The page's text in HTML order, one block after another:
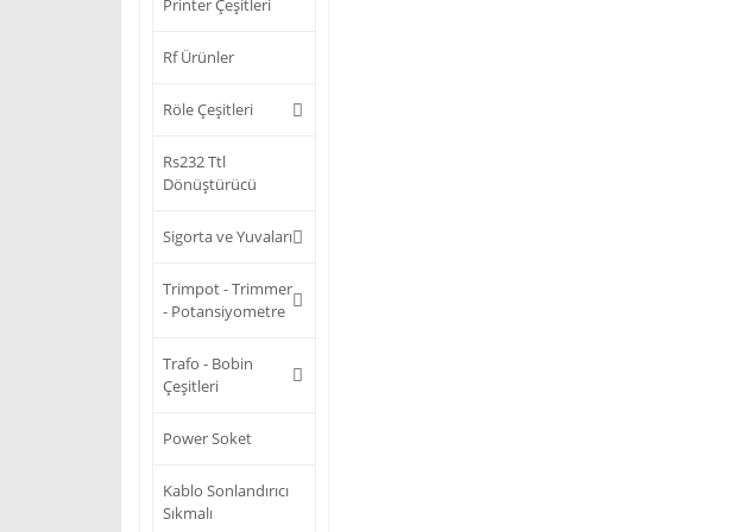
Printer Çeşitleri
Rf Ürünler
Röle Çeşitleri
Rs232 Ttl
Dönüştürücü
Sigorta ve Yuvaları
Trimpot - Trimmer
- Potansiyometre
Trafo - Bobin
Çeşitleri
Power Soket
Kablo Sonlandırıcı
Sıkmalı